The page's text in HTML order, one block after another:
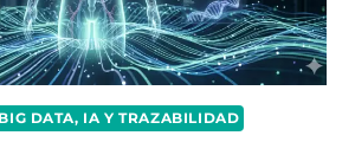
DATA, IA Y TRAZABILIDAD